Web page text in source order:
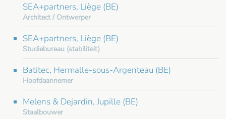
SEA+partners, Liège (BE)
Architect / Ontwerper
SEA+partners, Liège (BE)
Studiebureau (stabiliteit)
Batitec, Hermalle-sous-Argenteau (BE)
Hoofdaannemer
Melens & Dejardin, Jupille (BE)
Staalbouwer